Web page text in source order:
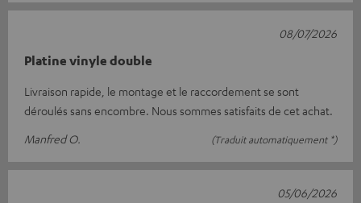
Platine vinyle double
Livraison rapide, le montage et le raccordement se sont
déroulés sans encombre. Nous sommes satisfaits de cet achat.
Manfred O.
(Traduit automatiquement *)
08/07/2026
05/06/2026